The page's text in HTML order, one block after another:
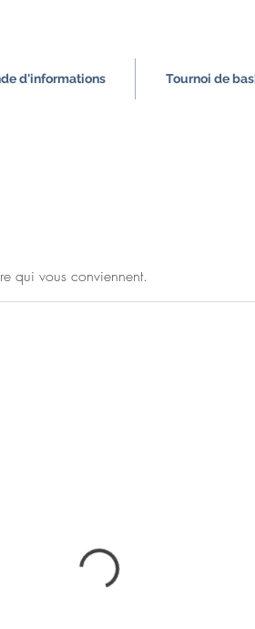
d'informations Tournoi de
qui vous conviennent.